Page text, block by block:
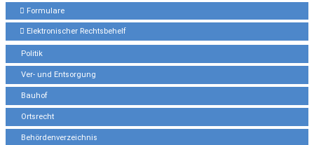
Formulare
Elektronischer Rechtsbehelf
Politik
Ver- und Entsorgung
Bauhof
Ortsrecht
Behördenverzeichnis